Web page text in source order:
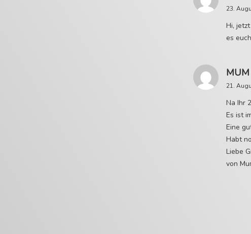
23.
Hi,
es
MUM
21.
Na Ihr
Es ist
Eine
Habt
Liebe
von